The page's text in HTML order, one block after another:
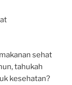
sehat
tahukah
kesehatan?